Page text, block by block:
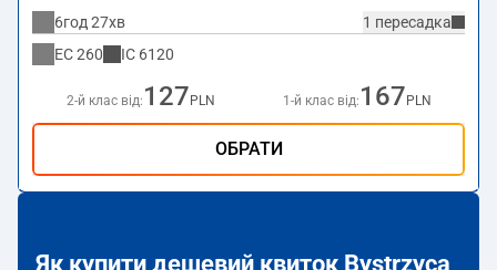
1 пересадка
6год 27хв
EC260 IC 6120
2-й клас від: 127 PLN 1-й клас від: 167 PLN
ОБРАТИ
Як купити дешевий квиток Bystrzyca